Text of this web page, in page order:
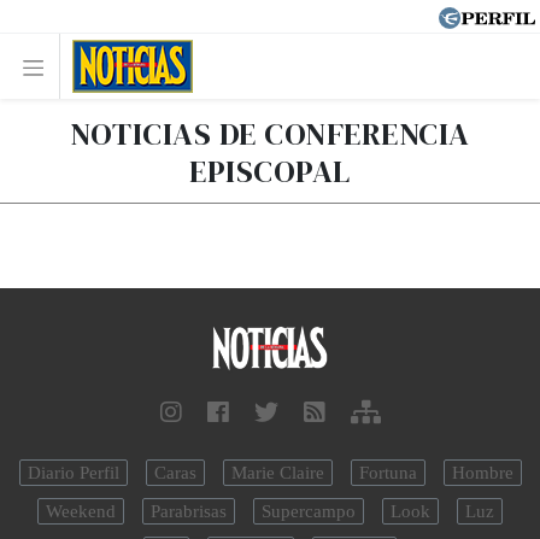
NOTICIAS DE CONFERENCIA
EPISCOPAL
Diario Perfil Caras Marie Claire Fortuna
Hombre
Weekend
Parabrisas Supercampo Look
Luz